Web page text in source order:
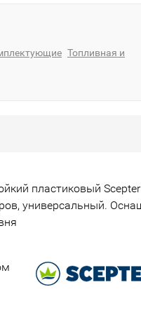
Топливная и
пластиковый
универсальный.